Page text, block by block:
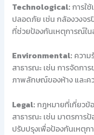
Technological: การใ
ปลอดภัย เช่น กล้องวงจร
ที่ช่วยป้องกันเหตุการณ์ใ
Environmental: ควา
สาธารณะ เช่น การจัดก
ภาพลักษณ์ของห้าง และค
Legal: กฎหมายที่เกี่ยวข้
สาธารณะ เช่น มาตรการ
ปรับปรุงเพื่อป้องกันเหตุ